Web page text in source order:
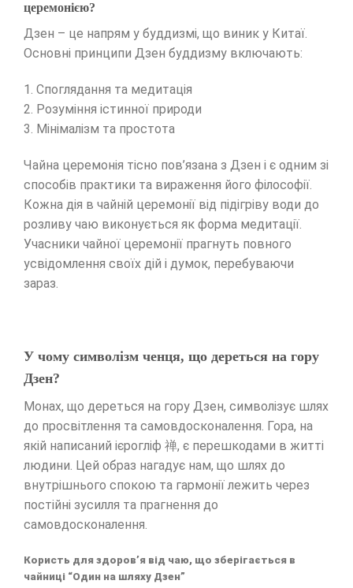
церемонією?
Дзен – це напрям у буддизмі, що виник у Китаї.
Основні принципи Дзен буддизму включають:
1. Споглядання та медитація
2. Розуміння істинної природи
3. Мінімалізм та простота
Чайна церемонія тісно пов’язана з Дзен і є одним зі
способів практики та вираження його філософії.
Кожна дія в чайній церемонії від підігріву води до
розливу чаю виконується як форма медитації.
Учасники чайної церемонії прагнуть повного
усвідомлення своїх дій і думок, перебуваючи
зараз.
У чому символізм ченця, що дереться на гору
Дзен?
Монах, що дереться на гору Дзен, символізує шлях
до просвітлення та самовдосконалення. Гора, на
якій написаний ієрогліф 禅, є перешкодами в житті
людини. Цей образ нагадує нам, що шлях до
внутрішнього спокою та гармонії лежить через
постійні зусилля та прагнення до
самовдосконалення.
Користь для здоров’я від чаю, що зберігається в
чайниці “Один на шляху Дзен”